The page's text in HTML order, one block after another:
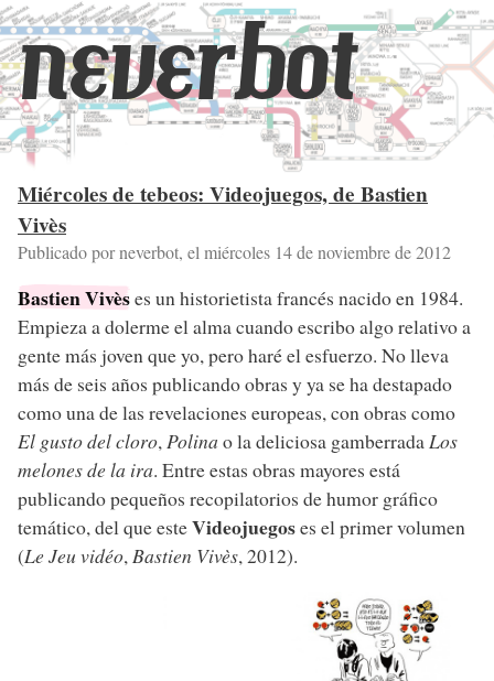
neverbot
Miércoles de tebeos: Videojuegos, de Bastien
Vivès
Publicado por neverbot, el miércoles 14 de noviembre de 2012
Bastien Vivèses un historietista francés nacido en 1984.
Empieza a dolerme el alma cuando escribo algo relativo a
gente más joven que yo, pero haré el esfuerzo. No lleva
más de seis años publicando obras y ya se ha destapado
como una de las revelaciones europeas, con obras como
El gusto del cloro, Polina o la deliciosa gamberrada Los
melones de la ira. Entre estas obras mayores está
publicando pequeños recopilatorios de humor gráfico
temático, del que esteVideojuegoses el primer volumen
(Le Jeu vidéo, Bastien Vivès, 2012).